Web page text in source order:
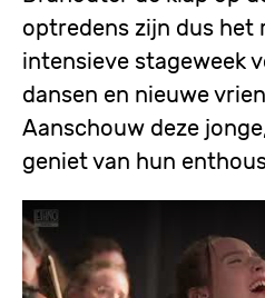
optredens zijn dus het
intensieve stageweek
dansen en nieuwe
Aanschouw deze
geniet van hun
Remote
video
URL